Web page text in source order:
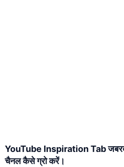
YouTube Inspiration Tab
चैनल कैसे ग्रो करें।